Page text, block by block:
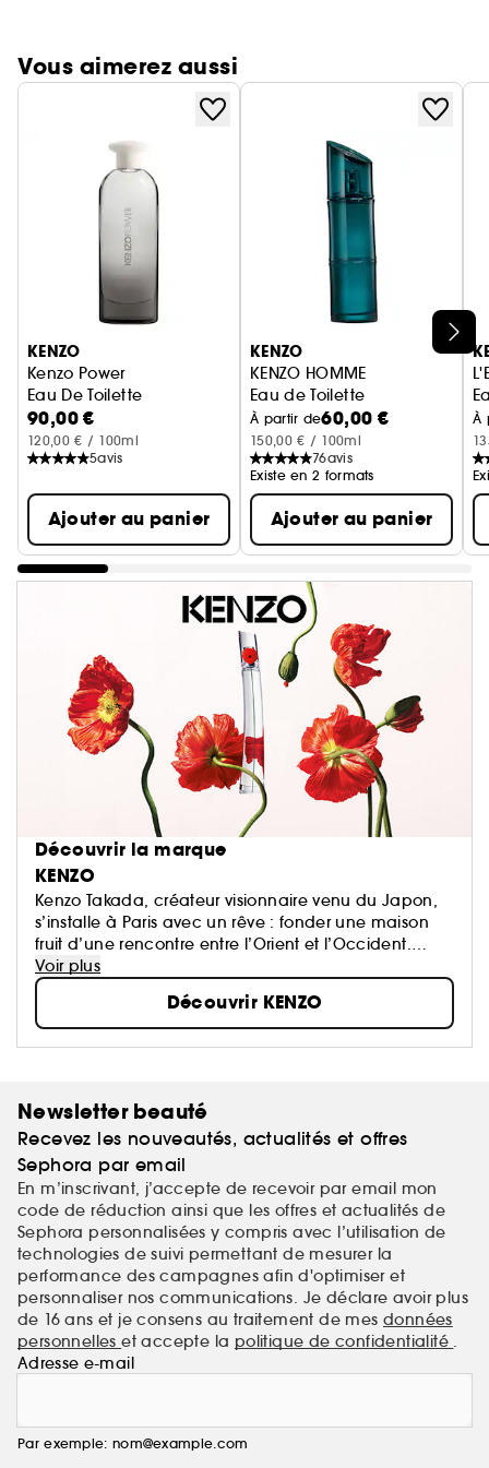
Vous aimerez aussi
Ignorer le carrousel produits
KENZO
Kenzo Power
Eau De Toilette
90,00 €
120,00 € / 100ml
5avis
Ajouter au panier
KENZO
KENZO HOMME
Eau de Toilette
À partir de60,00 €
150,00 € / 100ml
76avis
Existe en 2 formats
Ajouter au panier
À
Découvrir la marque
KENZO
Kenzo Takada, créateur visionnaire venu du Japon,
s’installe à Paris avec un rêve : fonder une maison
fruit d’une rencontre entre l’Orient et l’Occident.
« Pour un monde plus beau », telle était sa devise.
Pour lui, chaque parfum est une ode à la nature.
Coquelicot, eau, bambou, ces symboles ont inspiré
les créations iconiques : Flower by Kenzo, L’Eau
Kenzo et Kenzo Homme.
Charlotte Lavault, floricultrice responsable, incarne
Flower by Kenzo tandis que les Coral Gardeners,
véritables jardiniers du corail, portent l’engagement
de L’Eau Kenzo.
Voir plus
Découvrir KENZO
Newsletter beauté
Recevez les nouveautés, actualités et offres
Sephora par email
En m’inscrivant, j’accepte de recevoir par email mon
code de réduction ainsi que les offres et actualités de
Sephora personnalisées y compris avec l’utilisation de
technologies de suivi permettant de mesurer la
performance des campagnes afin d'optimiser et
personnaliser nos communications. Je déclare avoir plus
de 16 ans et je consens au traitement de mes données
personnelleset accepte la politique de confidentialité .
Adresse e-mail
Par exemple: nom@example.com